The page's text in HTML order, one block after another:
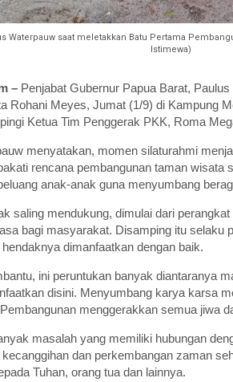
Waterpauw saat meletakkan Batu Pertama
Istimewa)
– Penjabat Gubernur Papua Barat,
Rohani Meyes, Jumat (1/9) di Kampung
Ketua Tim Penggerak PKK, Roma
menyatakan, momen silaturahmi
rencana pembangunan taman wisata
anak-anak guna menyumbang
saling mendukung, dimulai dari
bagi masyarakat. Disamping itu selaku
dimanfaatkan dengan baik.
ini peruntukan banyak diantaranya
disini. Menyumbang karya karsa
menggerakkan semua jiwa
masalah yang memiliki hubungan
dan perkembangan zaman
Tuhan, orang tua dan lainnya.